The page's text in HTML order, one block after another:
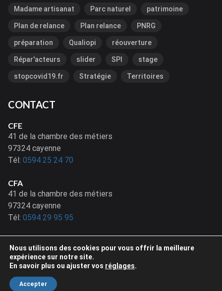
CONTACT
CFE
41 de la chambre des métiers
97324 cayenne
Tél: 0594 25 24 70
CFA
41 de la chambre des métiers
97324 cayenne
Tél: 0594 29 95 95
Madame artisanat Parc naturel patrimoine
Plan de relance Plan relance PNRG
préparation Qualiopi réouverture
Répar'acteurs slider SPI stage
stopcovid19.fr Stratégie Territoires
Netactions
Nous utilisons des cookies pour vous offrir la meilleure
expérience sur notre site.
En savoir plus ou ajuster vos réglages.
Accepter